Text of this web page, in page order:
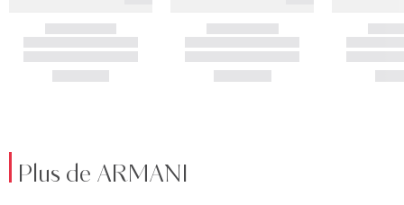
Plus de ARMANI